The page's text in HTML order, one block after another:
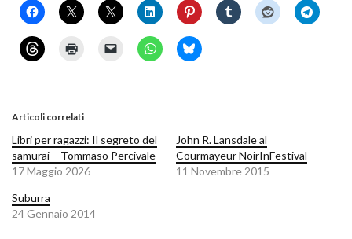
Articoli correlati
Libri per ragazzi: Il segreto del
samurai – Tommaso Percivale
17 Maggio 2026
John R. Lansdale al
Courmayeur NoirInFestival
11 Novembre 2015
Suburra
24 Gennaio 2014